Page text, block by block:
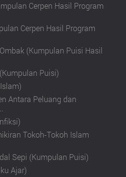
Cerpen Hasil Program
Cerpen Hasil Program
(Kumpulan Puisi Hasil
Puisi)
Antara Peluang dan
Tokoh-Tokoh Islam
Sepi (Kumpulan Puisi)
Ajar)